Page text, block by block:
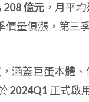
208 億元 ，月平
價量俱漲，第三
涵蓋巨蛋本體、
2024Q1 正式啟